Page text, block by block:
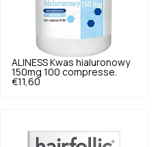
ALINESS Kwas hialuronowy
150mg 100 compresse.
€11,60